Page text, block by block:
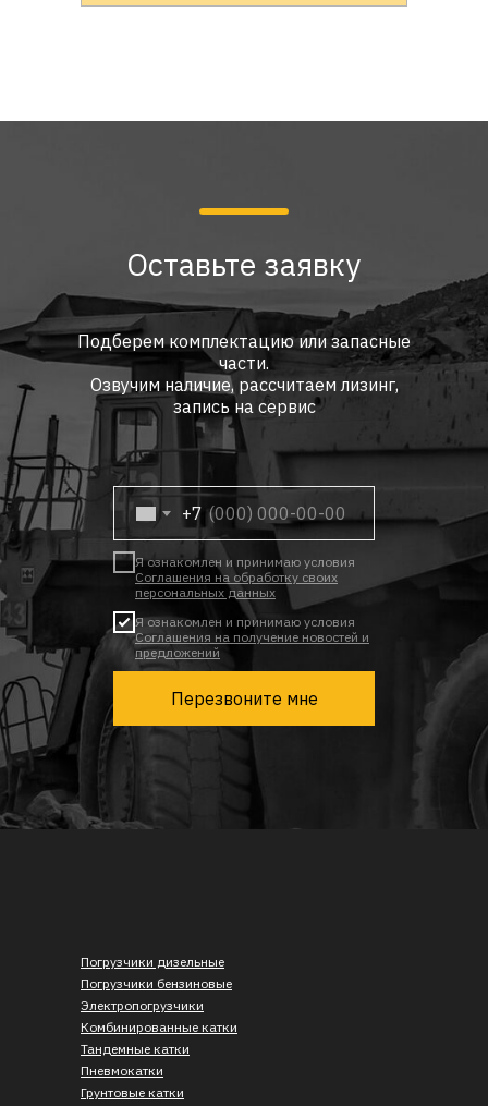
Оставьте заявку
Подберем комплектацию или запасные
части.
Озвучим наличие, рассчитаем лизинг,
запись на сервис
+7
Я ознакомлен и принимаю условия
Соглашения на обработку своих
персональных данных
Я ознакомлен и принимаю условия
Соглашения на получение новостей и
предложений
Перезвоните мне
Погрузчики дизельные
Погрузчики бензиновые
Электропогрузчики
Комбинированные катки
Грунтовые катки
Тандемные катки
Пневмокатки